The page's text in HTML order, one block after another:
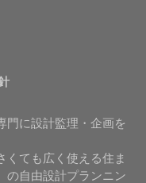
門に設計監理・企画を
くても広く使える住ま
の自由設計プランニン